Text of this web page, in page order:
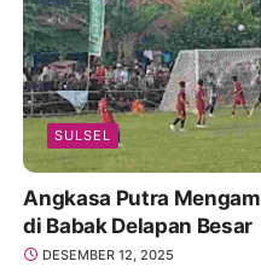
SULSEL
Angkasa Putra
di Babak Delapan Besar
DESEMBER 12, 2025